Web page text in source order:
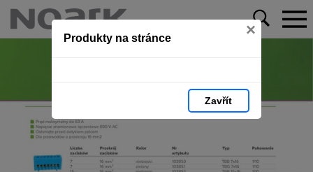
Produkty na stránce ×
Zavřít